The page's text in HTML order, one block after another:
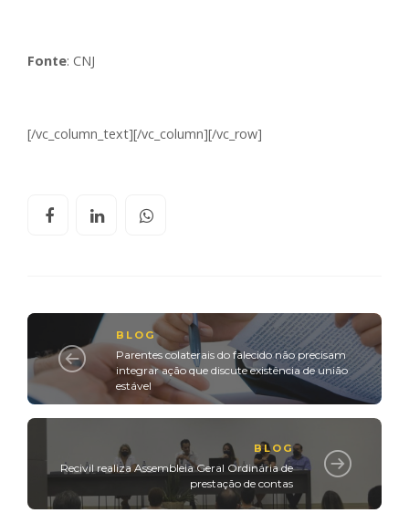
Fonte: CNJ
[/vc_column_text][/vc_column][/vc_row]
BLOG
Parentes colaterais do falecido não precisam
integrar ação que discute existência de união
estável
BLOG
Recivil realiza Assembleia Geral Ordinária de
prestação de contas